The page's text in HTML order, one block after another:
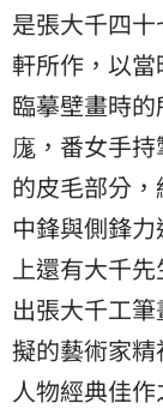
是張大千四
軒所作，以
臨摹壁畫時
庬，番女手
的皮毛部分
中鋒與側鋒
上還有大千
出張大千工
擬的藝術家
人物經典佳